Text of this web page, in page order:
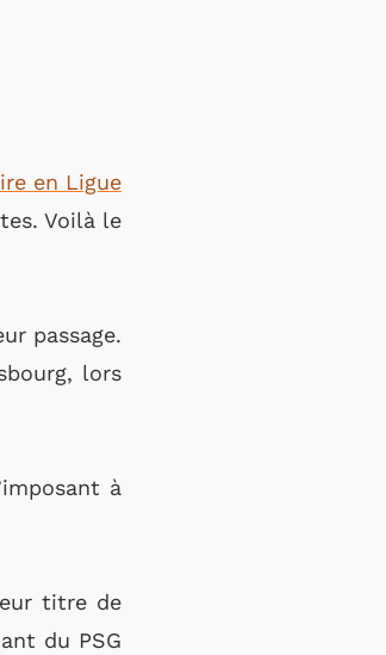
en Ligue
Voilà le
passage.
lors
à
titre de
du PSG